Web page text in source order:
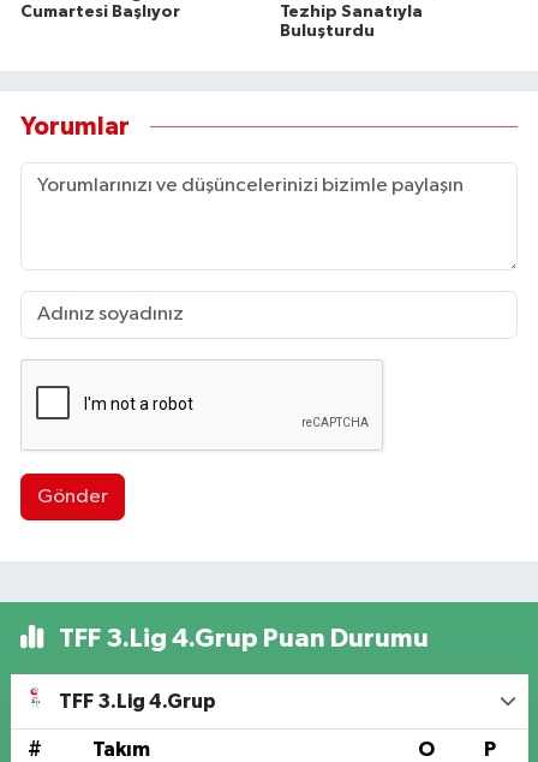
Cumartesi Başlıyor
Tezhip Sanatıyla
Buluşturdu
Yorumlar
Gönder
TFF 3.Lig 4.Grup Puan Durumu
TFF 3.Lig 4.Grup
# Takım O P